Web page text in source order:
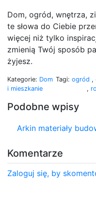
Dom, ogród, wnętrza,
te słowa do Ciebie
więcej niż tylko
zmienią Twój sposób
żyjesz.
Kategorie: Dom
i mieszkanie
Tagi: ogród ,
,
Podobne wpisy
Arkin materiały
Komentarze
Zaloguj się, by